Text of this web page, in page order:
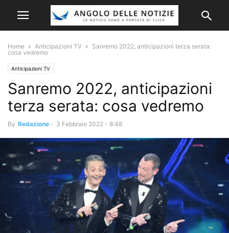
Home Anticipazioni TV
Sanremo 2022, anticipazioni terza serata:
cosa vedremo
Anticipazioni TV
Sanremo 2022, anticipazioni
terza serata: cosa vedremo
By Redazione - 3 Febbraio 2022 - 8:48